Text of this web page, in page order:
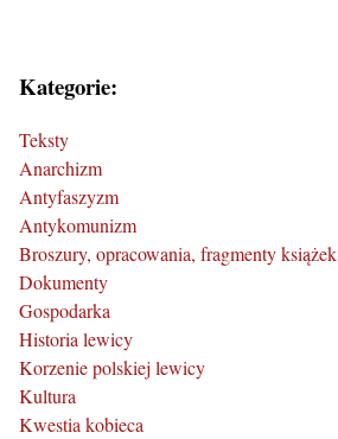
Kategorie:
Teksty
Anarchizm
Antyfaszyzm
Antykomunizm
Broszury, opracowania, fragmenty książek
Dokumenty
Gospodarka
Historia lewicy
Korzenie polskiej lewicy
Kultura
Kwestia kobieca